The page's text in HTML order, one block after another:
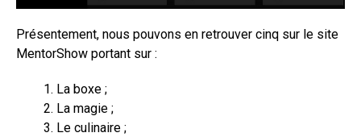
Présentement, nous pouvons en retrouver cinq sur le site
MentorShow portant sur :
La boxe ;
La magie ;
Le culinaire ;